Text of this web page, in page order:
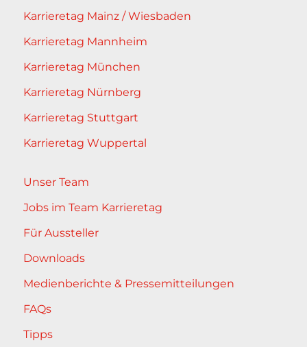
Karrieretag Mainz / Wiesbaden
Karrieretag Mannheim
Karrieretag München
Karrieretag Nürnberg
Karrieretag Stuttgart
Karrieretag Wuppertal
Unser Team
Jobs im Team Karrieretag
Für Aussteller
Downloads
Medienberichte & Pressemitteilungen
FAQs
Tipps